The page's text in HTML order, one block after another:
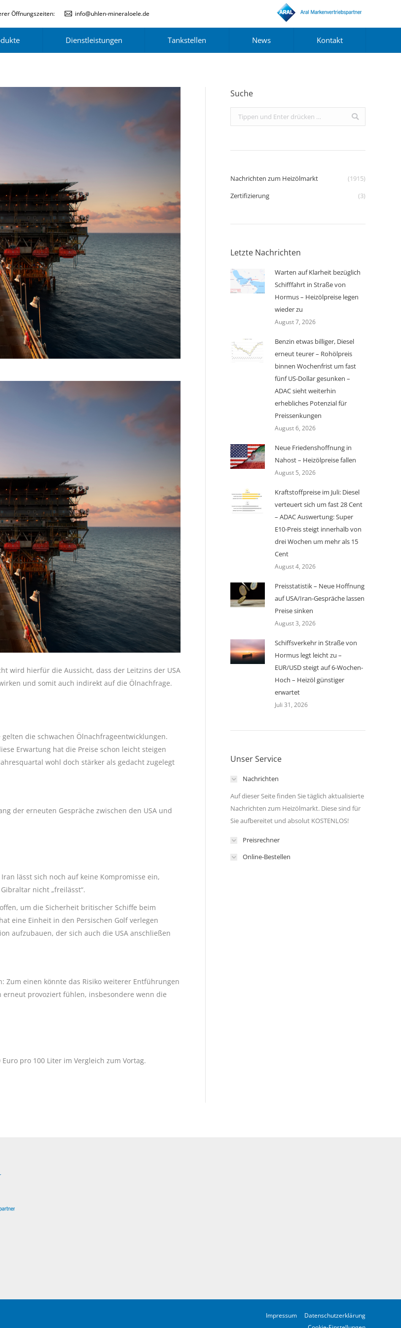
Öffnungszeiten: info@uhlen-mineraloele.de
Dienstleistungen Tankstellen News Kontakt
wird hierfür die Aussicht, dass der Leitzins der USA
und somit auch indirekt auf die Ölnachfrage.
die schwachen Ölnachfrageentwicklungen.
Erwartung hat die Preise schon leicht steigen
wohl doch stärker als gedacht zugelegt
der erneuten Gespräche zwischen den USA und
lässt sich noch auf keine Kompromisse ein,
nicht „freilässt“.
um die Sicherheit britischer Schiffe beim
eine Einheit in den Persischen Golf verlegen
aufzubauen, der sich auch die USA anschließen
Zum einen könnte das Risiko weiterer Entführungen
provoziert fühlen, insbesondere wenn die
pro 100 Liter im Vergleich zum Vortag.
Suche
Search:
Nachrichten zum Heizölmarkt
(1915)
Zertifizierung
(3)
Letzte Nachrichten
Warten auf Klarheit bezüglich
Schifffahrt in Straße von
Hormus – Heizölpreise legen
wieder zu
August 7, 2026
Benzin etwas billiger, Diesel
erneut teurer – Rohölpreis
binnen Wochenfrist um fast
fünf US-Dollar gesunken –
ADAC sieht weiterhin
erhebliches Potenzial für
Preissenkungen
August 6, 2026
Neue Friedenshoffnung in
Nahost – Heizölpreise fallen
August 5, 2026
Kraftstoffpreise im Juli: Diesel
verteuert sich um fast 28 Cent
– ADAC Auswertung: Super
E10-Preis steigt innerhalb von
drei Wochen um mehr als 15
Cent
August 4, 2026
Preisstatistik – Neue Hoffnung
auf USA/Iran-Gespräche lassen
Preise sinken
August 3, 2026
Schiffsverkehr in Straße von
Hormus legt leicht zu –
EUR/USD steigt auf 6-Wochen-
Hoch – Heizöl günstiger
erwartet
Juli 31, 2026
Unser Service
Nachrichten
Auf dieser Seite finden Sie täglich aktualisierte
Nachrichten zum Heizölmarkt. Diese sind für
Sie aufbereitet und absolut KOSTENLOS!
Preisrechner
Online-Bestellen
Impressum
Datenschutzerklärung